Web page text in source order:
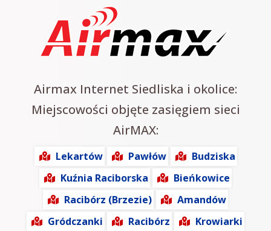
Airmax Internet Siedliska i okolice:
Miejscowości objęte zasięgiem sieci
AirMAX:
Lekartów Pawłów
Budziska
Kuźnia Raciborska
Bieńkowice
Racibórz (Brzezie)
Amandów
Gródczanki
Racibórz
Krowiarki